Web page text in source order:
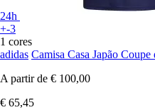
24h
+-3
1 cores
adidas Camisa Casa Japão
A partir de € 100,00
€ 65,45